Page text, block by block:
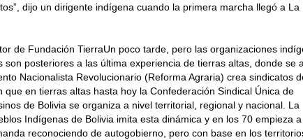
dijo un dirigente indígena cuando la primera marcha llegó a La
de Fundación TierraUn poco tarde, pero las organizaciones
son posteriores a las última experiencia de tierras altas, donde se
Nacionalista Revolucionario (Reforma Agraria) crea sindicatos
que en tierras altas hasta hoy la Confederación Sindical Única de
de Bolivia se organiza a nivel territorial, regional y nacional. La
Indígenas de Bolivia imita esta dinámica y en los 70 empieza a
reconociendo de autogobierno, pero con base en los